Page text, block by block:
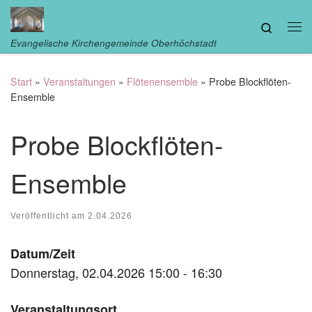
Zum Inhalt springen
Evangelische Kirchengemeinde Oberhöchstadt
Search
Start » Veranstaltungen » Flötenensemble » Probe Blockflöten-
Ensemble
Probe Blockflöten-
Ensemble
Veröffentlicht am 2.04.2026
Datum/Zeit
Donnerstag, 02.04.2026 15:00 - 16:30